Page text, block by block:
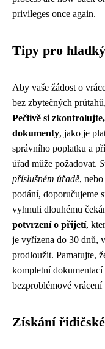
privileges once again.
Tipy pro
Aby vaše žádost o
bez zbytečných
Pečlivě si
dokumenty, jako je
správního poplatku a
úřad může požadovat.
příslušném úřadě,
podání, doporučujeme
vyhnuli dlouhému
potvrzení o přijetí,
je vyřízena do 30 dnů,
prodloužit. Pamatujte,
kompletní dokumentací
bezproblémové
Získání